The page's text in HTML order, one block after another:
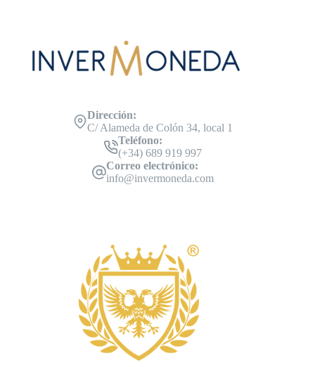
Dirección:
C/ Alameda de Colón 34, local 1
Teléfono:
(+34) 689 919 997
Correo electrónico:
info@invermoneda.com